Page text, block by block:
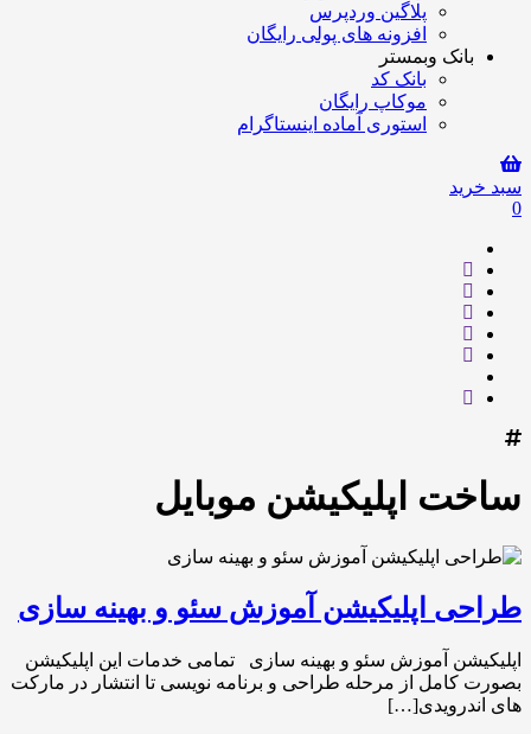
پلاگین وردپرس
افزونه های پولی رایگان
بانک وبمستر
بانک کد
موکاپ رایگان
استوری آماده اینستاگرام
سبد خرید
0
ساخت اپلیکیشن موبایل
طراحی اپلیکیشن آموزش سئو و بهینه سازی
اپلیکیشن آموزش سئو و بهینه سازی تمامی خدمات این اپلیکیشن
بصورت کامل از مرحله طراحی و برنامه نویسی تا انتشار در مارکت
های اندرویدی[…]